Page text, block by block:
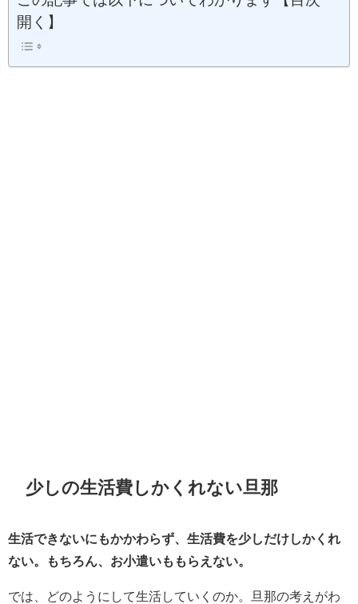
開く】
少しの生活費しかくれない旦那
生活できないにもかかわらず、生活費を少しだけしかくれ
ない。もちろん、お小遣いももらえない。
では、どのようにして生活していくのか。旦那の考えがわ